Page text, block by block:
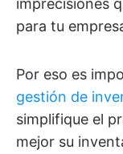
imprecisiones
para tu
Por eso es
gestión de
simplifique el
mejor su